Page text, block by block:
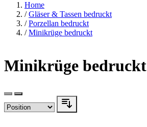
Home
/ Gläser & Tassen bedruckt
/ Porzellan bedruckt
/ Minikrüge bedruckt
Minikrüge bedruckt